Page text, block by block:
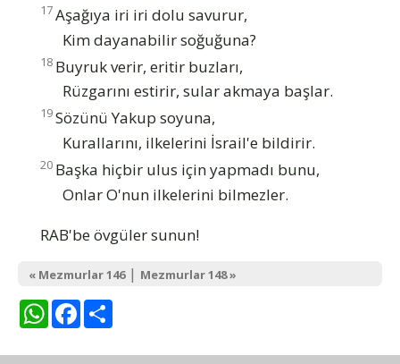
17Aşağıya iri iri dolu savurur,
Kim dayanabilir soğuğuna?
18 Buyruk verir, eritir buzları,
Rüzgarını estirir, sular akmaya başlar.
19Sözünü Yakup soyuna,
Kurallarını, ilkelerini İsrail'e bildirir.
20 Başka hiçbir ulus için yapmadı bunu,
Onlar O'nun ilkelerini bilmezler.
RAB'be övgüler sunun!
« Mezmurlar 146| Mezmurlar 148 »
WhatsAppFacebook